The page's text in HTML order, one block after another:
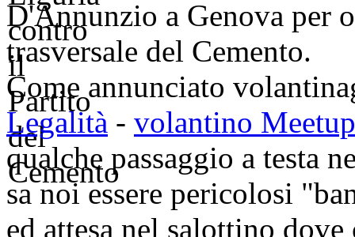
D'Annunzio a Genova per
trasversale del Cemento.
Come annunciato
Legalità - volantino Meetup
qualche passaggio a testa
sa noi essere pericolosi
ed attesa nel salottino